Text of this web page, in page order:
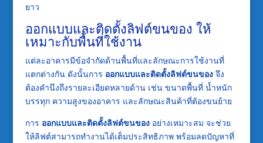
ยาว
ออกแบบและติดตั้งลิฟต์ขนของ ให้
เหมาะกับพื้นที่ใช้งาน
แต่ละอาคารมีข้อจำกัดด้านพื้นที่และลักษณะการใช้งานที่
แตกต่างกัน ดังนั้นการ ออกแบบและติดตั้งลิฟต์ขนของจึง
ต้องคำนึงถึงรายละเอียดหลายด้าน เช่น ขนาดพื้นที่ น้ำหนัก
บรรทุก ความสูงของอาคาร และลักษณะสินค้าที่ต้องขนย้าย
การ ออกแบบและติดตั้งลิฟต์ขนของอย่างเหมาะสม จะช่วย
ให้ลิฟต์สามารถทำงานได้เต็มประสิทธิภาพ พร้อมลดปัญหาที่